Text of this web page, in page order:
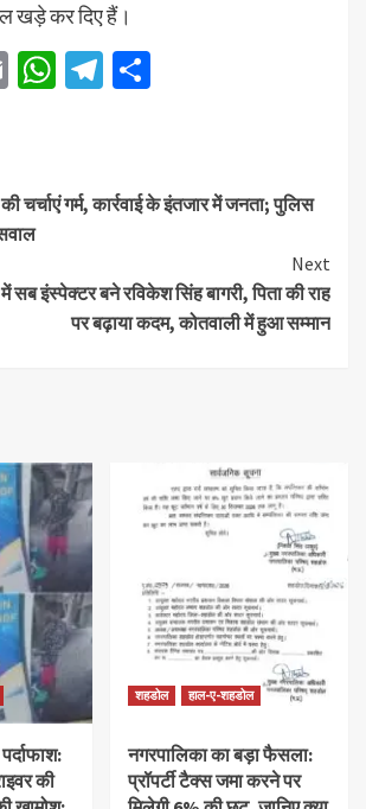
खड़े कर दिए हैं।
EmailWhatsApp
Telegram
चर्चाएं गर्म, कार्रवाई के इंतजार में जनता; पुलिस
Next
सब इंस्पेक्टर बने रविकेश सिंह बागरी, पिता की राह
पर बढ़ाया कदम, कोतवाली में हुआ सम्मान
की
शहडोल हाल-ए-शहडोल
नगरपालिका का बड़ा फैसला:
प्रॉपर्टी टैक्स जमा करने पर